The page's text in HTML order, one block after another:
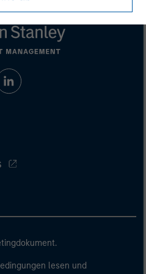
lesen und